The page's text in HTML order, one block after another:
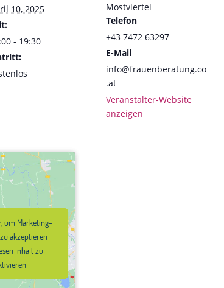
10, 2025
- 19:30
Mostviertel
Telefon
+43 7472 63297
E-Mail
info@frauenberatung.co
.at
Veranstalter-Website
anzeigen
um Marketing-
akzeptieren
Inhalt zu
um Marketing-
akzeptieren
Inhalt zu